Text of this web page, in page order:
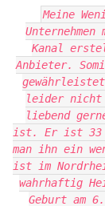
Meine
Kanal
Anbieter.
leider nicht
liebend
ist. Er ist 33
man ihn ein
ist im
wahrhaftig
Geburt am